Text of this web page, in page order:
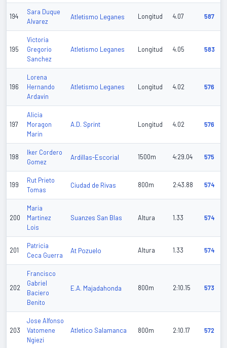
194
Sara Duque
Alvarez
Atletismo Leganes Longitud 4.07 587
195
Victoria
Gregorio
Sanchez
Atletismo Leganes Longitud 4.05 583
196
Lorena
Hernando
Ardavin
Atletismo Leganes Longitud 4.02 576
197
Alicia
Moragon
Marin
A.D. Sprint Longitud 4.02 576
198
Iker Cordero
Gomez
Ardillas-Escorial 1500m 4:29.04 575
199
Rut Prieto
Tomas
Ciudad de Rivas 800m 2:43.88 574
200
Maria
Martinez
Lois
Suanzes San Blas Altura 1.33 574
201
Patricia
Ceca Guerra
At Pozuelo Altura 1.33 574
202
Francisco
Gabriel
Baciero
Benito
E.A. Majadahonda 800m 2:10.15 573
203
Jose Alfonso
Vatomene
Ngiezi
Atletico Salamanca 800m 2:10.17 572